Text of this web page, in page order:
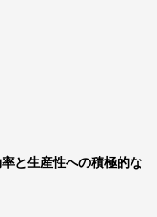
と生産性への積極的な